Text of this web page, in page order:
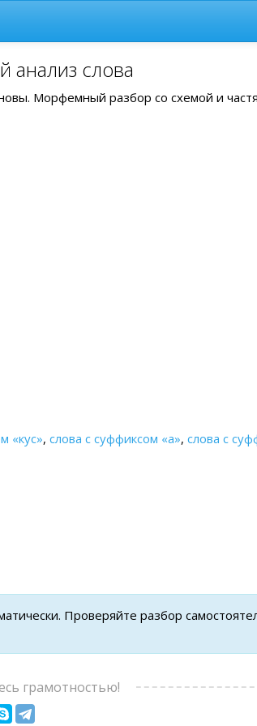
анализ слова
Морфемный разбор со схемой и
«кус», слова с суффиксом «а», слова с
Проверяйте разбор
грамотностью!